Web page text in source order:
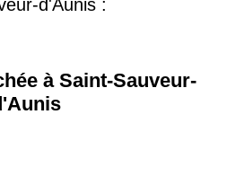
d'Aunis :
à Saint-Sauveur-